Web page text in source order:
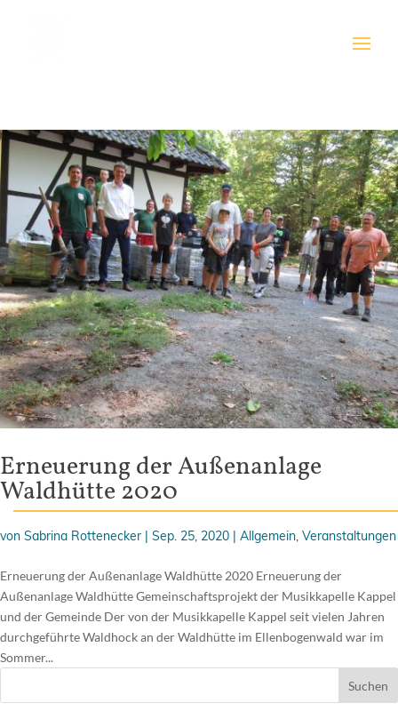
Erneuerung der Außenanlage
Waldhütte 2020
von Sabrina Rottenecker | Sep. 25, 2020 | Allgemein, Veranstaltungen
Erneuerung der Außenanlage Waldhütte 2020 Erneuerung der
Außenanlage Waldhütte Gemeinschaftsprojekt der Musikkapelle Kappel
und der Gemeinde Der von der Musikkapelle Kappel seit vielen Jahren
durchgeführte Waldhock an der Waldhütte im Ellenbogenwald war im
Sommer...